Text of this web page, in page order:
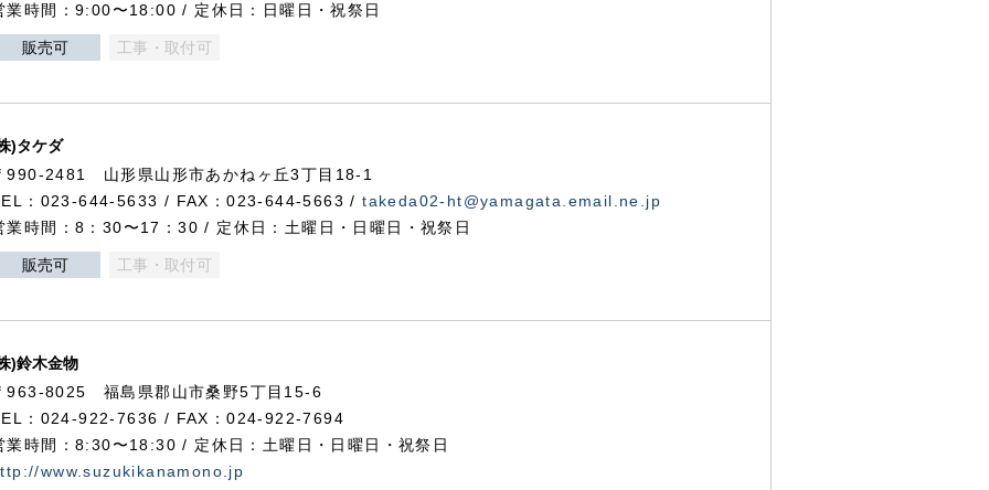
業時間：9:00〜18:00 / 定休日：日曜日・祝祭日
販売可 工事・取付可
)タケダ
990-2481 山形県山形市あかねヶ丘3丁目18-1
：023-644-5633 / FAX：023-644-5663 /takeda02-ht@yamagata.email.ne.jp
業時間：8：30〜17：30 / 定休日：土曜日・日曜日・祝祭日
販売可 工事・取付可
)鈴木金物
963-8025 福島県郡山市桑野5丁目15-6
：024-922-7636 / FAX：024-922-7694
業時間：8:30〜18:30 / 定休日：土曜日・日曜日・祝祭日
www.suzukikanamono.jp